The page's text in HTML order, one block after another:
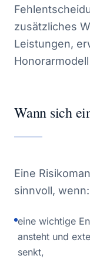
zusätzliches
Leistungen,
Wann sich
Eine
sinnvoll, wenn:
eine wichtige
ansteht und
senkt,